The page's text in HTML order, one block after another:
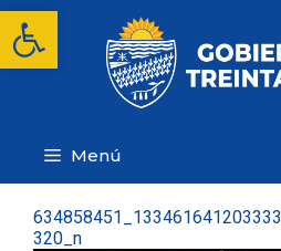
Abrir barra de
Saltar
contenido
Menú
320_n